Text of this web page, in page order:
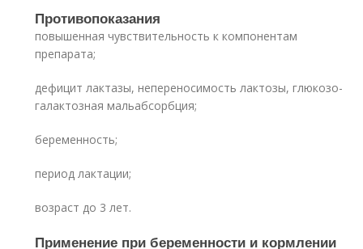
Противопоказания
повышенная чувствительность к компонентам
препарата;
дефицит лактазы, непереносимость лактозы, глюкозо-
галактозная мальабсорбция;
беременность;
период лактации;
возраст до 3 лет.
Применение при беременности и кормлении